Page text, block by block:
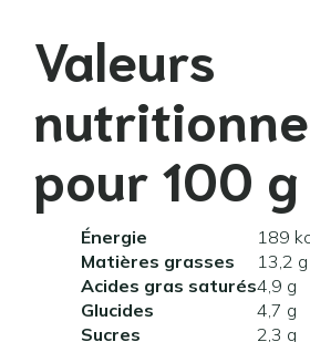
Valeurs
pour 100 g
Énergie
189
Matières grasses
13,2 g
Acides gras saturés4,9 g
Glucides
4,7 g
Sucres
2,3 g